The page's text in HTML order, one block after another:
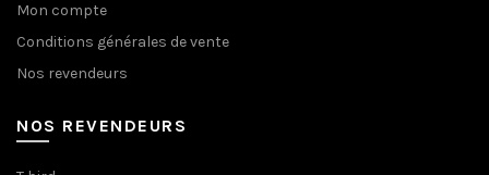
Mon compte
Conditions générales de vente
Nos revendeurs
NOS REVENDEURS